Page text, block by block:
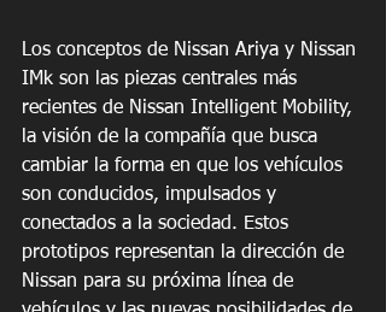
Los conceptos de Nissan Ariya y Nissan
IMk son las piezas centrales más
recientes de Nissan Intelligent Mobility,
la visión de la compañía que busca
cambiar la forma en que los vehículos
son conducidos, impulsados y
conectados a la sociedad. Estos
prototipos representan la dirección de
Nissan para su próxima línea de